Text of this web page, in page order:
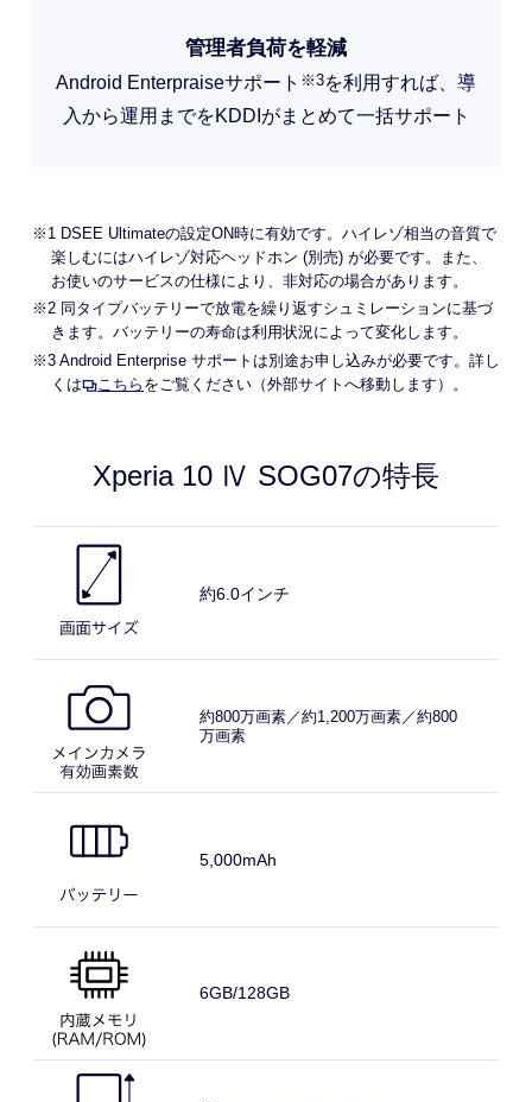
管理者負荷を軽減
Android Enterpraiseサポート ※3を利用すれば、導
入から運用までをKDDIがまとめて一括サポート
※1 DSEE Ultimateの設定ON時に有効です。ハイレゾ相当の音質で
楽しむにはハイレゾ対応ヘッドホン (別売) が必要です。また、
お使いのサービスの仕様により、非対応の場合があります。
※2 同タイプバッテリーで放電を繰り返すシュミレーションに基づ
きます。バッテリーの寿命は利用状況によって変化します。
※3 Android Enterprise サポートは別途お申し込みが必要です。詳し
くは
こちら をご覧ください（外部サイトへ移動します）。
Xperia 10 Ⅳ SOG07の特長
約6.0インチ
約800万画素／約1,200万画素／約800
万画素
5,000mAh
6GB/128GB